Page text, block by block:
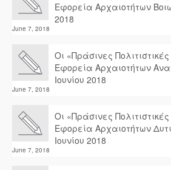
Εφορεία Αρχαιοτήτων
2018
June 7, 2018
Οι «Πράσινες
Εφορεία Αρχαιοτήτων
Ιουνίου 2018
June 7, 2018
Οι «Πράσινες
Εφορεία Αρχαιοτήτων
Ιουνίου 2018
June 7, 2018